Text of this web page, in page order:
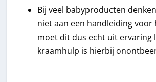
Bij veel babyproducten
niet aan een handleiding voor
moet dit dus echt uit ervaring
kraamhulp is hierbij